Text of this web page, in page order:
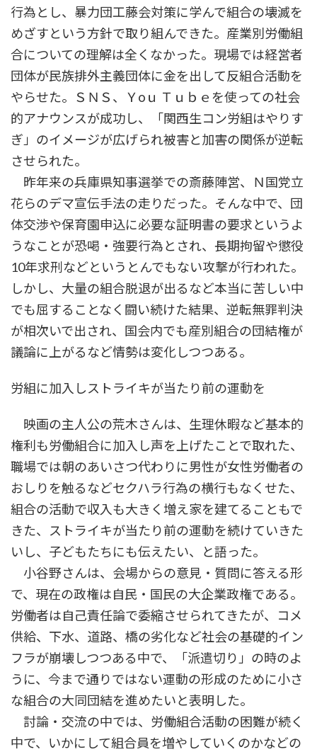
行為とし、暴力団工藤会対策に学んで組合の壊滅を
めざすという方針で取り組んできた。産業別労働組
合についての理解は全くなかった。現場では経営者
団体が民族排外主義団体に金を出して反組合活動を
やらせた。ＳＮＳ、Ｙоｕ Ｔｕｂｅを使っての社会
的アナウンスが成功し、「関西生コン労組はやりす
ぎ」のイメージが広げられ被害と加害の関係が逆転
させられた。
昨年来の兵庫県知事選挙での斎藤陣営、Ｎ国党立
花らのデマ宣伝手法の走りだった。そんな中で、団
体交渉や保育園申込に必要な証明書の要求というよ
うなことが恐喝・強要行為とされ、長期拘留や懲役
10年求刑などというとんでもない攻撃が行われた。
しかし、大量の組合脱退が出るなど本当に苦しい中
でも屈することなく闘い続けた結果、逆転無罪判決
が相次いで出され、国会内でも産別組合の団結権が
議論に上がるなど情勢は変化しつつある。
労組に加入しストライキが当たり前の運動を
映画の主人公の荒木さんは、生理休暇など基本的
権利も労働組合に加入し声を上げたことで取れた、
職場では朝のあいさつ代わりに男性が女性労働者の
おしりを触るなどセクハラ行為の横行もなくせた、
組合の活動で収入も大きく増え家を建てることもで
きた、ストライキが当たり前の運動を続けていきた
いし、子どもたちにも伝えたい、と語った。
小谷野さんは、会場からの意見・質問に答える形
で、現在の政権は自民・国民の大企業政権である。
労働者は自己責任論で委縮させられてきたが、コメ
供給、下水、道路、橋の劣化など社会の基礎的イン
フラが崩壊しつつある中で、「派遣切り」の時のよ
うに、今まで通りではない運動の形成のために小さ
な組合の大同団結を進めたいと表明した。
討論・交流の中では、労働組合活動の困難が続く
中で、いかにして組合員を増やしていくのかなどの